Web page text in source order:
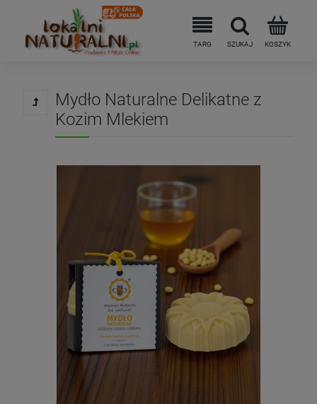
Mydło Naturalne Delikatne z
Kozim Mlekiem